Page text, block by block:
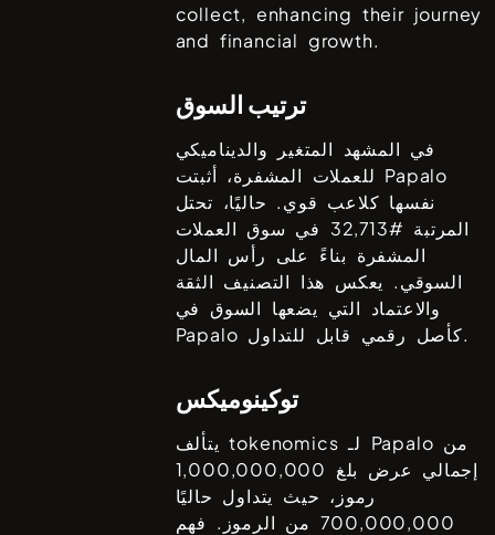
collect, enhancing their journey
and financial growth.
ترتيب السوق
في المشهد المتغير والديناميكي
Papalo
نفسها كلاعب قوي. حاليًا، تحتل
المرتبة #32,713 في سوق العملات
المشفرة بناءً على رأس المال
السوقي. يعكس هذا التصنيف الثقة
والاعتماد التي يضعها السوق في
Papalo
كأصل رقمي قابل للتداول.
توكينوميكس
Papalo
إجمالي عرض بلغ 1,000,000,000
رموز، حيث يتداول حاليًا
700,000,000 من الرموز. فهم